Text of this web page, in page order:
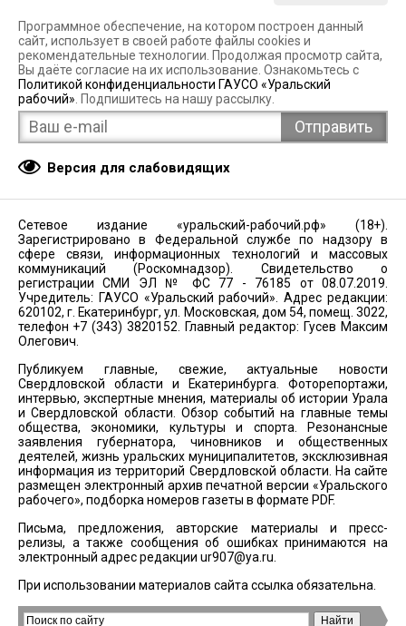
Программное обеспечение, на котором построен данный
сайт, использует в своей работе файлы cookies и
рекомендательные технологии. Продолжая просмотр сайта,
Вы даёте согласие на их использование. Ознакомьтесь с
Политикой конфиденциальности ГАУСО «Уральский
рабочий» . Подпишитесь на нашу рассылку.
Версия для слабовидящих
Сетевое издание «уральский-рабочий.рф» (18+).
Зарегистрировано в Федеральной службе по надзору в
сфере связи, информационных технологий и массовых
коммуникаций (Роскомнадзор). Свидетельство о
регистрации СМИ ЭЛ № ФС 77 - 76185 от 08.07.2019.
Учредитель: ГАУСО «Уральский рабочий». Адрес редакции:
620102, г. Екатеринбург, ул. Московская, дом 54, помещ. 3022,
телефон +7 (343) 3820152. Главный редактор: Гусев Максим
Олегович.
Публикуем главные, свежие, актуальные новости
Свердловской области и Екатеринбурга. Фоторепортажи,
интервью, экспертные мнения, материалы об истории Урала
и Свердловской области. Обзор событий на главные темы
общества, экономики, культуры и спорта. Резонансные
заявления губернатора, чиновников и общественных
деятелей, жизнь уральских муниципалитетов, эксклюзивная
информация из территорий Свердловской области. На сайте
размещен электронный архив печатной версии «Уральского
рабочего», подборка номеров газеты в формате PDF.
Письма, предложения, авторские материалы и пресс-
релизы, а также сообщения об ошибках принимаются на
электронный адрес редакции ur907@ya.ru
При использовании материалов сайта ссылка обязательна.